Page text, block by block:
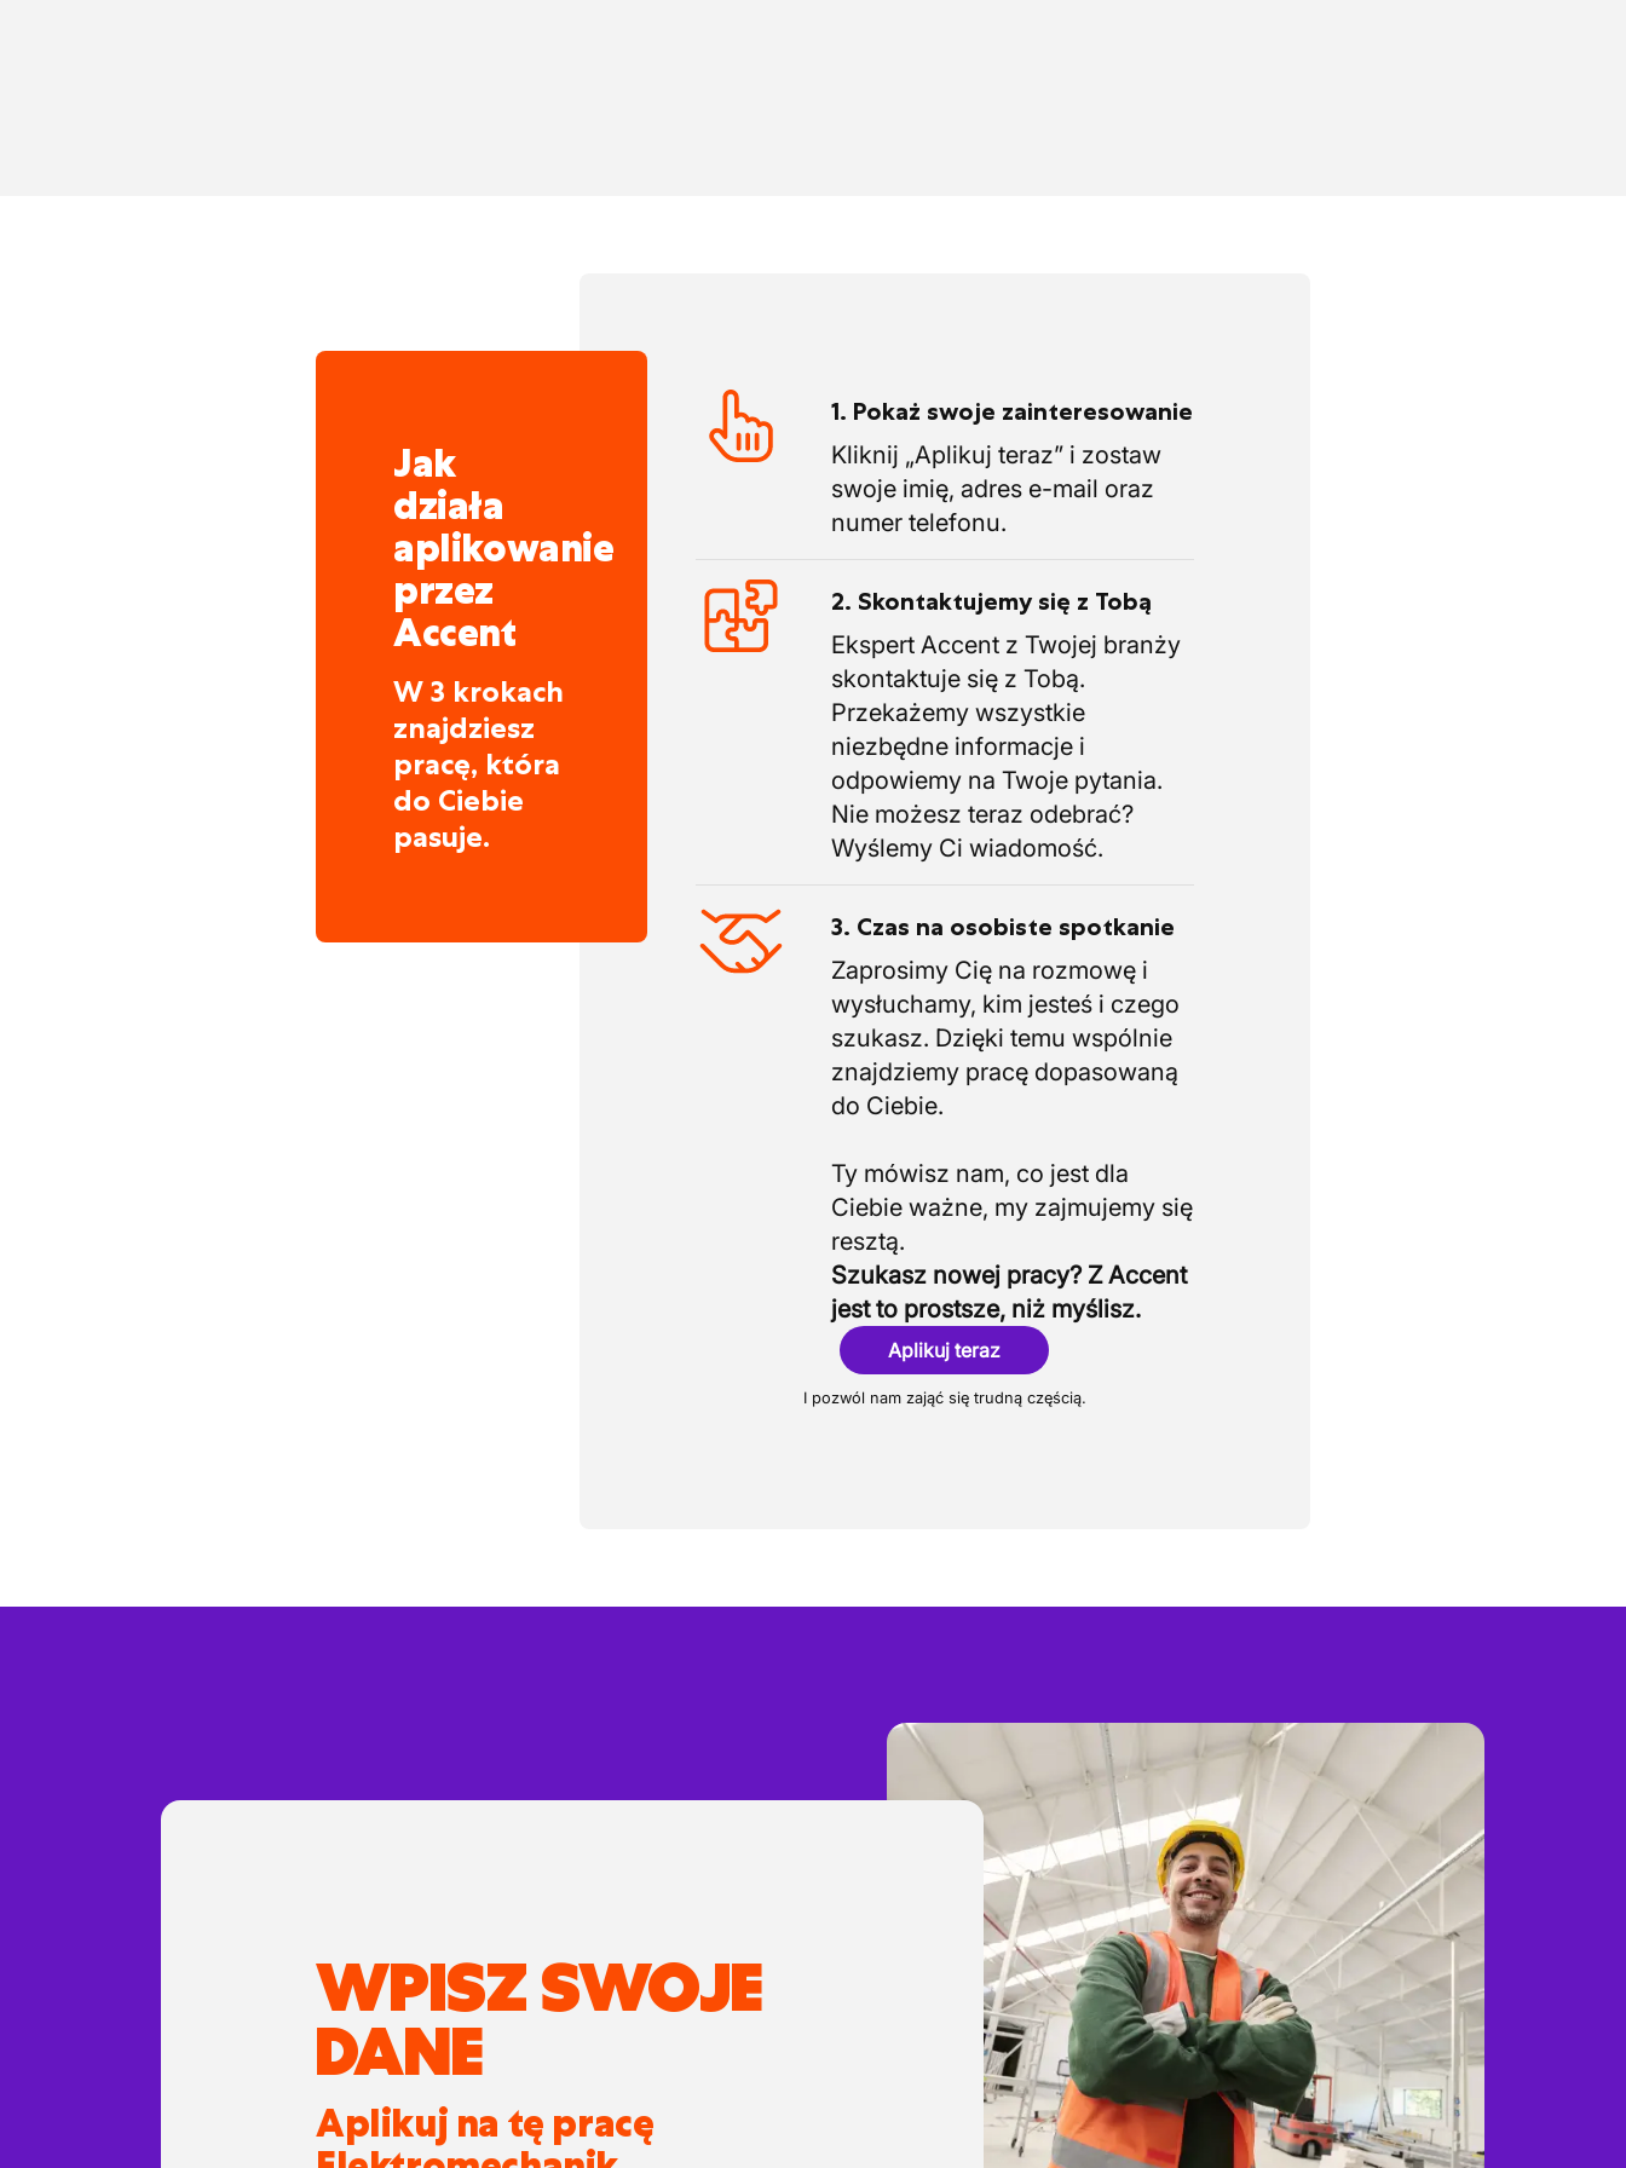
Jak
działa
aplikowanie
przez
Accent
W 3 krokach
znajdziesz
pracę, która
do Ciebie
pasuje.
1. Pokaż swoje zainteresowanie
Kliknij „Aplikuj teraz” i zostaw
swoje imię, adres e-mail oraz
numer telefonu.
2. Skontaktujemy się z Tobą
Ekspert Accent z Twojej branży
skontaktuje się z Tobą.
Przekażemy wszystkie
niezbędne informacje i
odpowiemy na Twoje pytania.
Nie możesz teraz odebrać?
Wyślemy Ci wiadomość.
3. Czas na osobiste spotkanie
Zaprosimy Cię na rozmowę i
wysłuchamy, kim jesteś i czego
szukasz. Dzięki temu wspólnie
znajdziemy pracę dopasowaną
do Ciebie.
Ty mówisz nam, co jest dla
Ciebie ważne, my zajmujemy się
Szukasz nowej pracy? Z Accent
jest to prostsze, niż myślisz.
Aplikuj teraz
I pozwól nam zająć się trudną częścią.
WPISZ SWOJE
DANE
Aplikuj na tę pracę